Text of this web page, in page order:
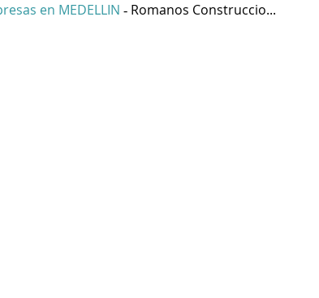
en MEDELLIN - Romanos Construccio...